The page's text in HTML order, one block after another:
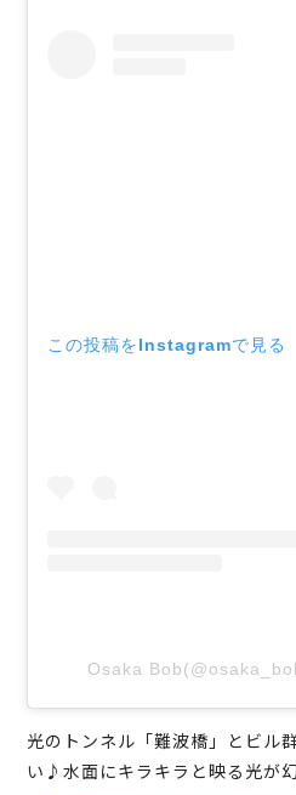
この投稿をInstagramで見る
Osaka
光のトンネル「難波橋」とビル
い♪水面にキラキラと映る光が